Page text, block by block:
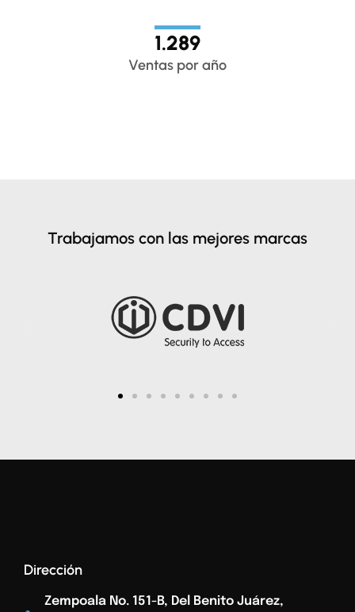
Ventas por año
1.289
Trabajamos con las mejores marcas
Dirección
Zempoala No. 151-B, Del Benito Juárez,